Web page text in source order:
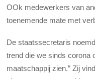
OOk medewerkers van
toenemende mate met
De staatssecretaris
trend die we sinds corona
maatschappij zien.” Zij